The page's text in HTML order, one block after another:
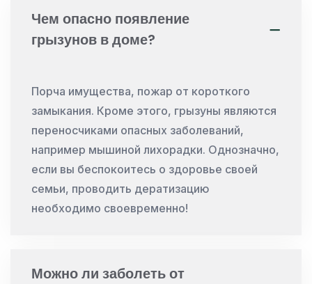
Чем опасно появление
грызунов в доме?
Порча имущества, пожар от короткого
замыкания. Кроме этого, грызуны являются
переносчиками опасных заболеваний,
например мышиной лихорадки. Однозначно,
если вы беспокоитесь о здоровье своей
семьи, проводить дератизацию
необходимо своевременно!
Можно ли заболеть от